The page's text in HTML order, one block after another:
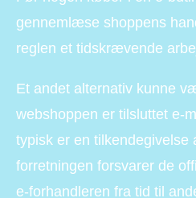
gennemlæse shoppens
reglen et tidskrævende
Et andet alternativ kunne
webshoppen er tilsluttet e-
typisk er en tilkendegivelse
forretningen forsvarer de
e-forhandleren fra tid til